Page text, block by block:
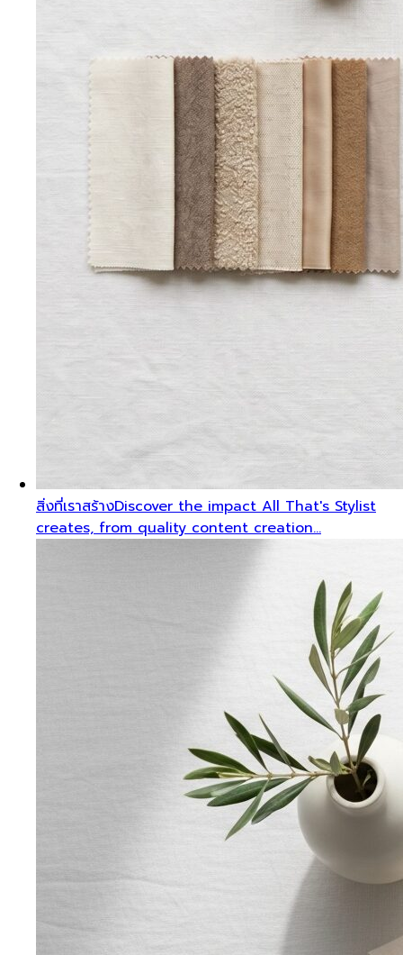
สิ่งที่เราสร้างDiscover the impact All That's Stylist
creates, from quality content creation…